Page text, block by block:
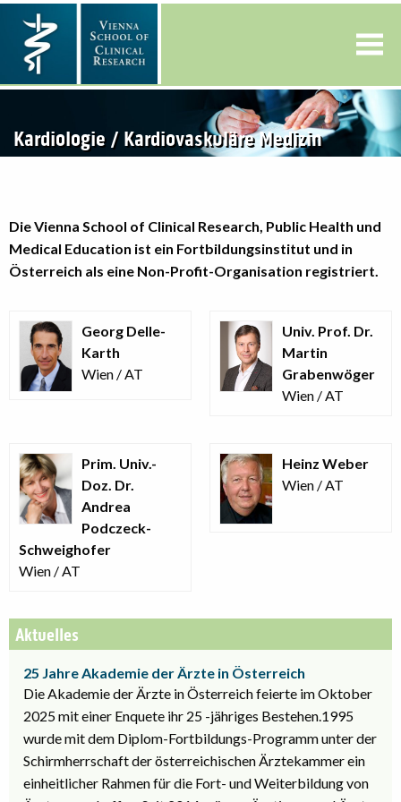
Kardiologie / Kardiovaskuläre Medizin
Die Vienna School of Clinical Research, Public Health und
Medical Education ist ein Fortbildungsinstitut und in
Österreich als eine Non-Profit-Organisation registriert.
Georg Delle-
Karth
Wien / AT
Univ. Prof. Dr.
Martin
Grabenwöger
Wien / AT
Prim. Univ.-
Doz. Dr.
Andrea
Podczeck-
Schweighofer
Wien / AT
Heinz Weber
Wien / AT
Aktuelles
25 Jahre Akademie der Ärzte in Österreich
Die Akademie der Ärzte in Österreich feierte im Oktober
2025 mit einer Enquete ihr 25 -jähriges Bestehen.1995
wurde mit dem Diplom-Fortbildungs-Programm unter der
Schirmherrschaft der österreichischen Ärztekammer ein
einheitlicher Rahmen für die Fort- und Weiterbildung von